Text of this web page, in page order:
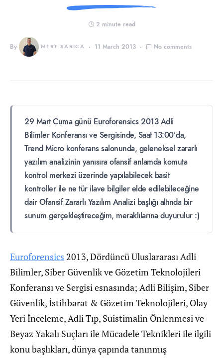
2 minute read
By MERT SARICA 11 March 2013 No comments
29 Mart Cuma günü Euroforensics 2013 Adli
Bilimler Konferansı ve Sergisinde, Saat 13:00’da,
Trend Micro konferans salonunda, geleneksel zararlı
yazılım analizinin yanısıra ofansif anlamda komuta
kontrol merkezi üzerinde yapılabilecek basit
kontroller ile ne tür ilave bilgiler elde edilebileceğine
dair Ofansif Zararlı Yazılım Analizi başlığı altında bir
sunum gerçekleştireceğim, meraklılarına duyurulur :)
Euroforensics 2013, Dördüncü Uluslararası Adli
Bilimler, Siber Güvenlik ve Gözetim Teknolojileri
Konferansı ve Sergisi esnasında; Adli Bilişim, Siber
Güvenlik, İstihbarat & Gözetim Teknolojileri, Olay
Yeri İnceleme, Adli Tıp, Suistimalin Önlenmesi ve
Beyaz Yakalı Suçları ile Mücadele Teknikleri ile ilgili
konu başlıkları, dünya çapında tanınmış